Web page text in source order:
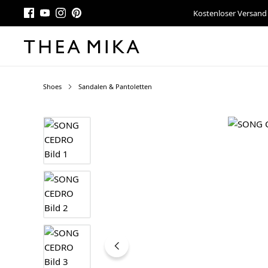
Kostenloser Versand
Shoes Sandalen & Pantoletten
Bildergalerie überspringen